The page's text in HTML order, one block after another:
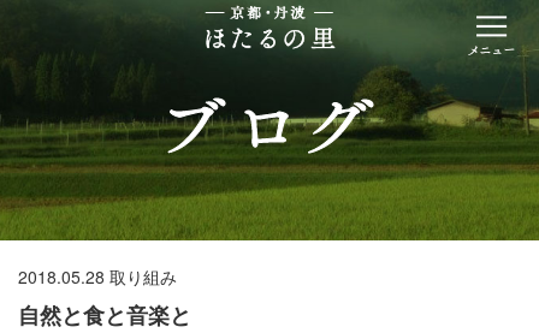
2018.05.28 取り組み
自然と食と音楽と